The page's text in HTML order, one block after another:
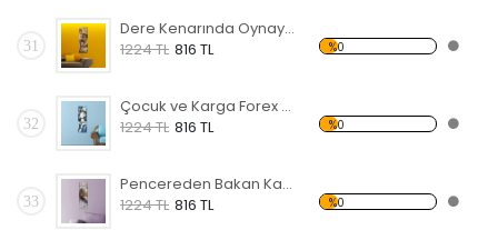
31
Dere Kenarında Oynayan Çocuklar Forex Tablo
1224 TL 816 TL %0
32
Çocuk ve Karga Forex Tablo
1224 TL 816 TL %0
33
Pencereden Bakan Kadın Forex Tablo
1224 TL 816 TL %0